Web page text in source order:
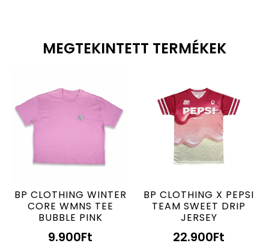
MEGTEKINTETT TERMÉKEK
BP CLOTHING WINTER
CORE WMNS TEE
BUBBLE PINK
9.900Ft
BP CLOTHING X PEPSI
TEAM SWEET DRIP
JERSEY
22.900Ft